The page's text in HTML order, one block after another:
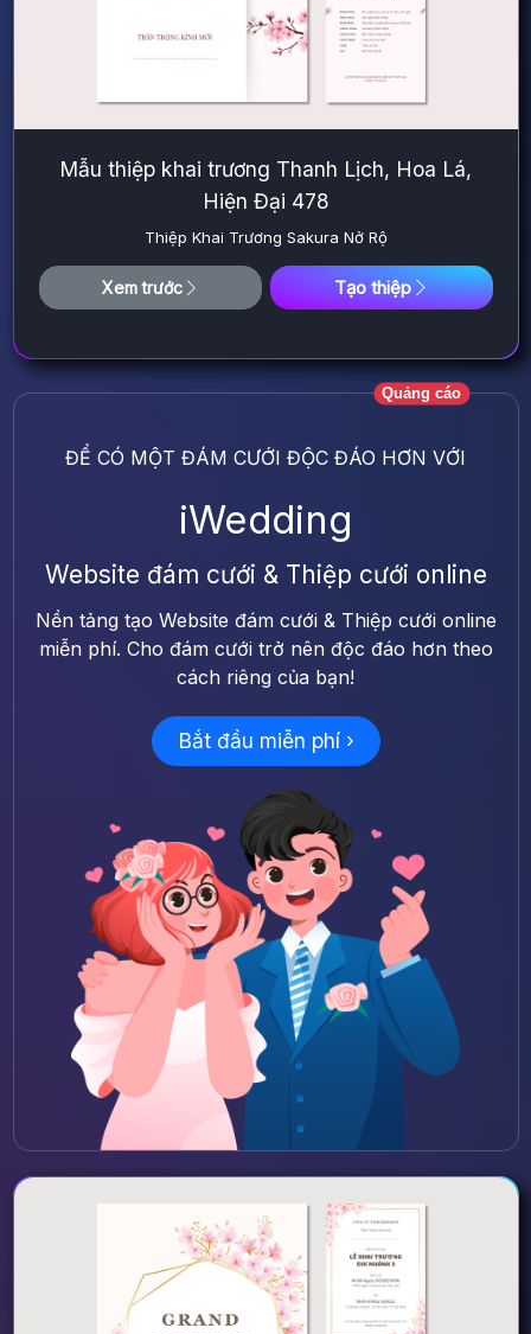
Mẫu thiệp khai trương Thanh Lịch, Hoa Lá,
Hiện Đại 478
Thiệp Khai Trương Sakura Nở Rộ
Xem trước Tạo thiệp
ĐỂ CÓ MỘT ĐÁM CƯỚI ĐỘC ĐÁO HƠN VỚI
iWedding
Website đám cưới & Thiệp cưới online
Nền tảng tạo Website đám cưới & Thiệp cưới online
miễn phí. Cho đám cưới trở nên độc đáo hơn theo
cách riêng của bạn!
Bắt đầu miễn phí ›
Quảng cáo